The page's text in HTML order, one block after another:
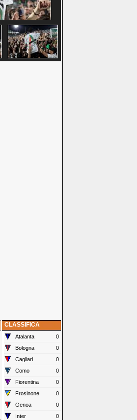
CLASSIFICA
Atalanta
0
Bologna
0
Cagliari
0
Como
0
Fiorentina
0
Frosinone
0
Genoa
0
Inter
0